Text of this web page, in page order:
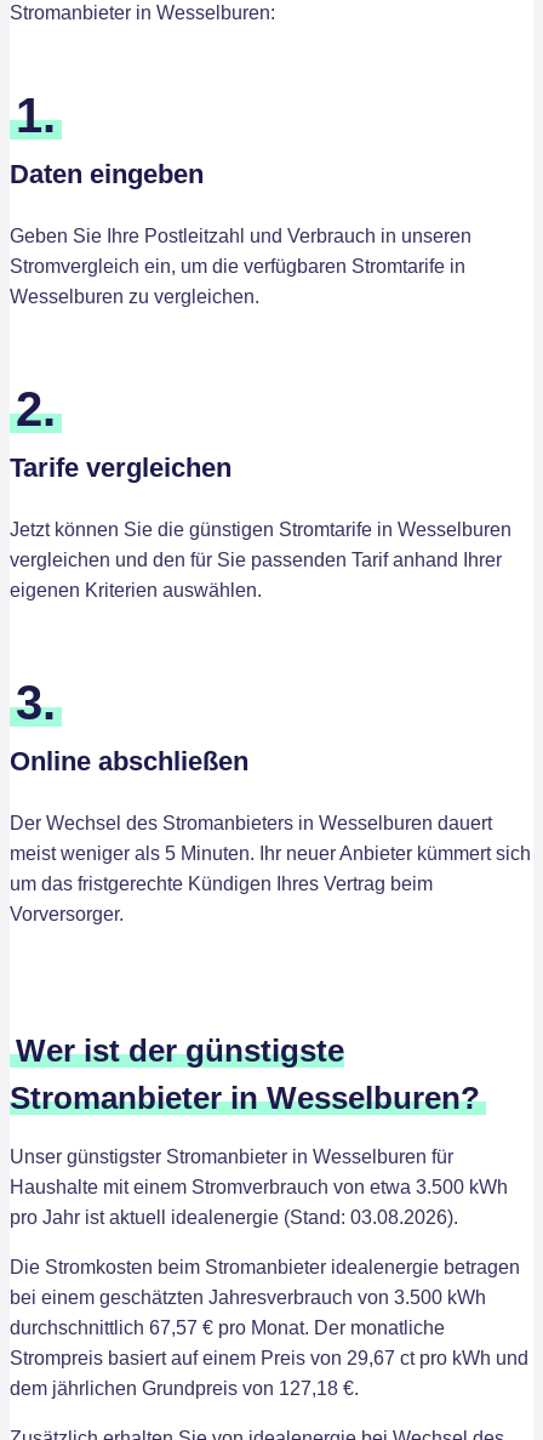
Stromanbieter in Wesselburen:
1.
Daten eingeben
Geben Sie Ihre Postleitzahl und Verbrauch in unseren
Stromvergleich ein, um die verfügbaren Stromtarife in
Wesselburen zu vergleichen.
2.
Tarife vergleichen
Jetzt können Sie die günstigen Stromtarife in Wesselburen
vergleichen und den für Sie passenden Tarif anhand Ihrer
eigenen Kriterien auswählen.
3.
Online abschließen
Der Wechsel des Stromanbieters in Wesselburen dauert
meist weniger als 5 Minuten. Ihr neuer Anbieter kümmert sich
um das fristgerechte Kündigen Ihres Vertrag beim
Vorversorger.
Wer ist der günstigste
Stromanbieter in Wesselburen?
Unser günstigster Stromanbieter in Wesselburen für
Haushalte mit einem Stromverbrauch von etwa 3.500 kWh
pro Jahr ist aktuell idealenergie (Stand: 03.08.2026).
Die Stromkosten beim Stromanbieter idealenergie betragen
bei einem geschätzten Jahresverbrauch von 3.500 kWh
durchschnittlich 67,57 € pro Monat. Der monatliche
Strompreis basiert auf einem Preis von 29,67 ct pro kWh und
dem jährlichen Grundpreis von 127,18 €.